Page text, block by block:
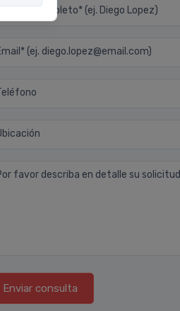
completo* (ej. Diego Lopez)
(ej. diego.lopez@email.com)
favor describa en detalle su solicitud
Enviar consulta